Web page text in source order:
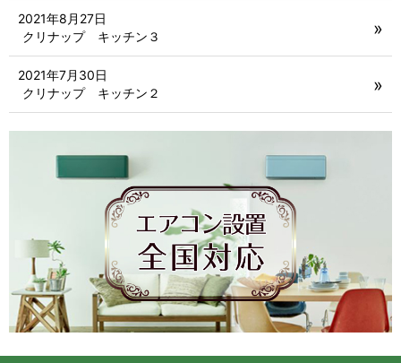
クリナップ キッチン３
2021年8月27日
クリナップ キッチン２
2021年7月30日